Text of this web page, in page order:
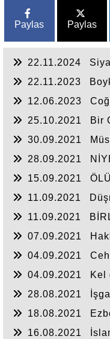
Paylas Paylas
22.11.2024
22.11.2023
12.06.2023
25.10.2021
Bir
30.09.2021
28.09.2021
15.09.2021
11.09.2021
11.09.2021
07.09.2021
04.09.2021
04.09.2021
Kel
28.08.2021
18.08.2021
16.08.2021